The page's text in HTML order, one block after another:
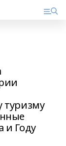
туризму
и Году